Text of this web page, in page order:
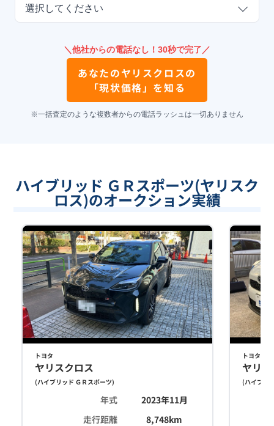
選択してください
＼他社からの電話なし！30秒で完了／
あなたのヤリスクロスの
「現状価格」を知る
※一括査定のような複数者からの電話ラッシュは一切ありません
ハイブリッド ＧＲスポーツ(ヤリスク
ロス)のオークション実績
トヨタ
ヤリスクロス
(ハイブリッド ＧＲスポーツ)
年式
2023年11月
走行距離
8,748km
トヨタ
ヤリ
(ハイブリ